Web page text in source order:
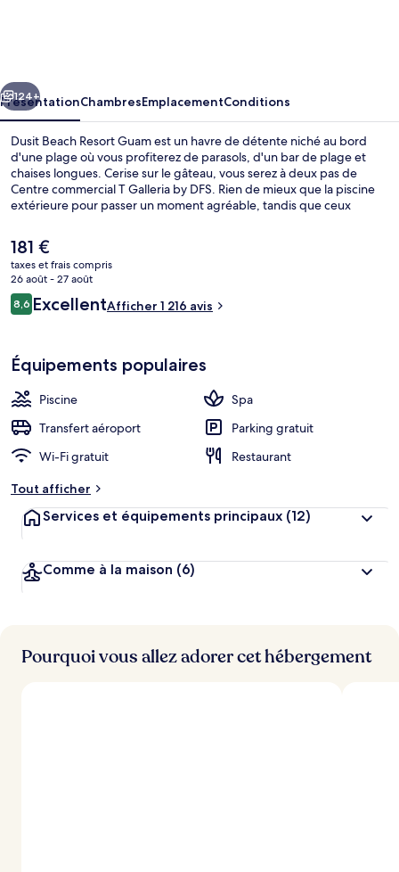
Suivant
124+
PrésentationChambresEmplacementConditions
Dusit Beach Resort Guam est un havre de détente niché au bord
d'une plage où vous profiterez de parasols, d'un bar de plage et
chaises longues. Cerise sur le gâteau, vous serez à deux pas de
Centre commercial T Galleria by DFS. Rien de mieux que la piscine
extérieure pour passer un moment agréable, tandis que ceux
corporels et des soins d'aromathérapie. L'établissement Palm Café,
l'un des 2 restaurants, sert des spécialités Cuisine locale et
internationale et est ouvert pour le petit déjeuner, le déjeuner et le
dîner. Ce complexe touristique de luxe abrite en outre 3
bars/lounges, un centre de remise en forme ouvert 24 h/24 et une
salle de fitness. Les autres voyageurs sont séduits par le personnel
Le
prix
actuel
est
de
181 €
taxes et frais compris
26 août - 27 août
Avis
voyageurs
8,68,6 sur 10
ExcellentAfficher 1 216 avis
Équipements populaires
Piscine
Spa
Transfert aéroport
Parking gratuit
Wi-Fi gratuit
Restaurant
Tout afficher
Services et équipements principaux (12)
Comme à la maison (6)
Pourquoi vous allez adorer cet hébergement